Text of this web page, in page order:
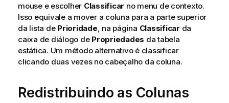
mouse e escolher Classificar no menu de contexto.
Isso equivale a mover a coluna para a parte superior
da lista de Prioridade, na página Classificar da
caixa de diálogo de Propriedades da tabela
estática. Um método alternativo é classificar
clicando duas vezes no cabeçalho da coluna.
Redistribuindo as Colunas